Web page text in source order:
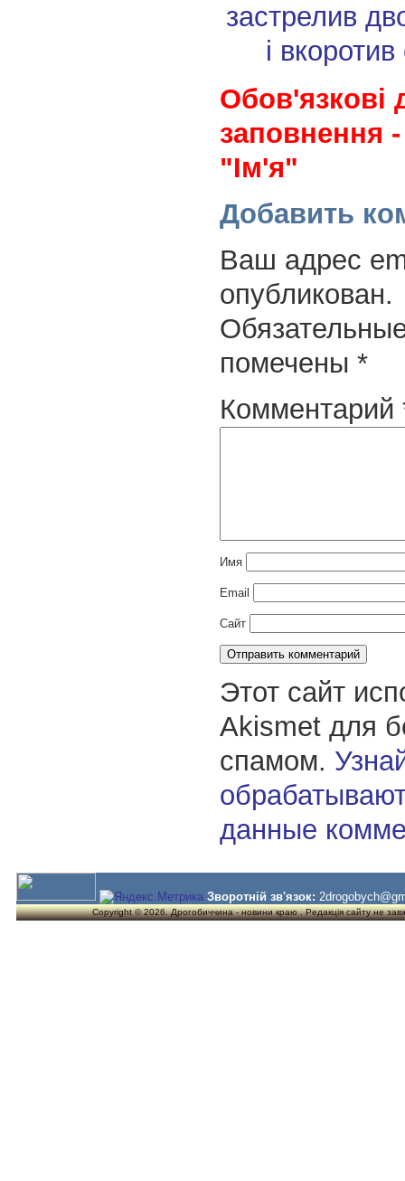
застрелив
і вкоротив
Обов'язкові
заповнення
"Ім'я"
Добавить
Ваш адрес
опубликован.
помечены *
Комментарий
Имя
Email
Сайт
Этот сайт
Akismet для
спамом.
данные
Зворотній зв'язок:
Copyright © 2026. Дрогобиччина - новини краю . Редакція сайту не